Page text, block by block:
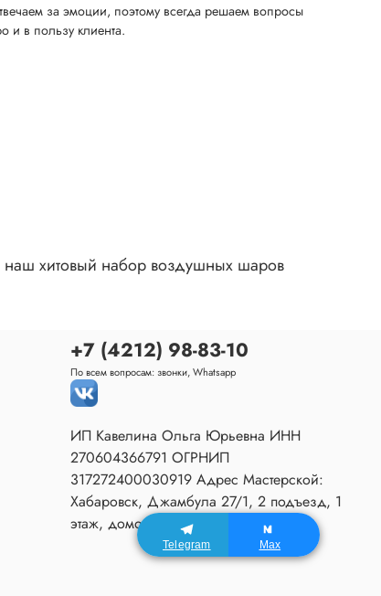
за эмоции, поэтому всегда решаем вопросы
и в пользу клиента.
наш хитовый набор воздушных шаров
+7 (4212) 98-83-10
По всем вопросам: звонки, Whatsapp
ИП Кавелина Ольга Юрьевна ИНН
270604366791 ОГРНИП
317272400030919 Адрес Мастерской:
Хабаровск, Джамбула 27/1, 2 подъезд, 1
этаж, домофон 80.
Telegram Max